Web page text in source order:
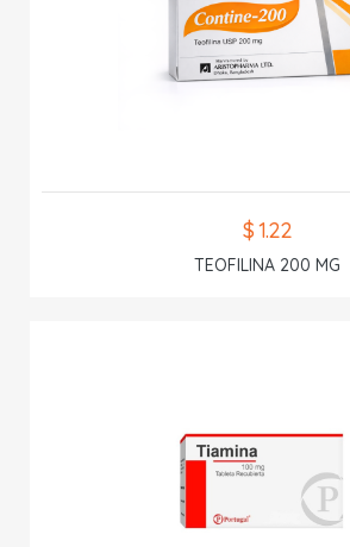
$ 1.22
TEOFILINA 200 MG